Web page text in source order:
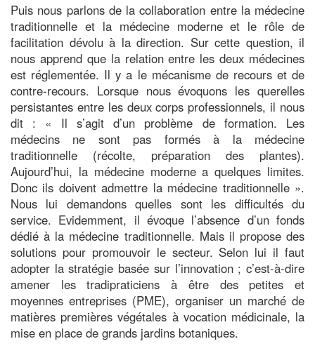
Puis nous parlons de la collaboration entre la médecine
traditionnelle et la médecine moderne et le rôle de
facilitation dévolu à la direction. Sur cette question, il
nous apprend que la relation entre les deux médecines
est réglementée. Il y a le mécanisme de recours et de
contre-recours. Lorsque nous évoquons les querelles
persistantes entre les deux corps professionnels, il nous
dit : « Il s’agit d’un problème de formation. Les
médecins ne sont pas formés à la médecine
traditionnelle (récolte, préparation des plantes).
Aujourd’hui, la médecine moderne a quelques limites.
Donc ils doivent admettre la médecine traditionnelle ».
Nous lui demandons quelles sont les difficultés du
service. Evidemment, il évoque l’absence d’un fonds
dédié à la médecine traditionnelle. Mais il propose des
solutions pour promouvoir le secteur. Selon lui il faut
adopter la stratégie basée sur l’innovation ; c’est-à-dire
amener les tradipraticiens à être des petites et
moyennes entreprises (PME), organiser un marché de
matières premières végétales à vocation médicinale, la
mise en place de grands jardins botaniques.